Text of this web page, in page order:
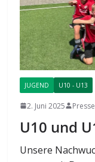
JUGEND U10 - U13
2. Juni 2025 Presse
U10 und
Unsere